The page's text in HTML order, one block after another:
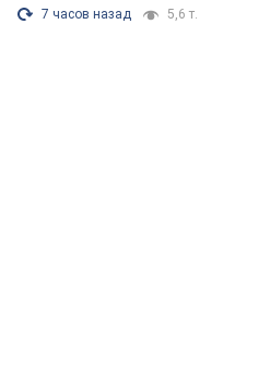
7 часов назад 5,6 т.